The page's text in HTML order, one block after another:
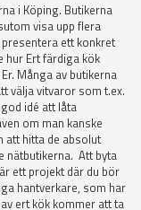
i Köping. Butikerna
visa upp flera
ett konkret
hur Ert färdiga kök
Många av butikerna
välja vitvaror som t.ex.
idé att låta
om man kanske
att hitta de absolut
nätbutikerna. Att byta
ett projekt där du bör
hantverkare, som har
ert kök kommer att ta